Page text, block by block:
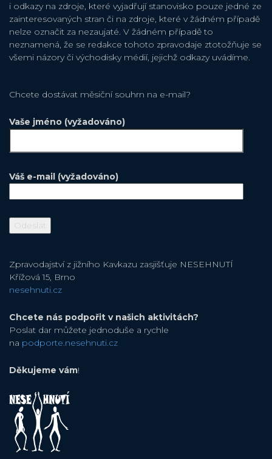
i odkazy na zdroje, které vyjadřují stanovisko pouze jedné ze
zainteresovaných stran či na zdroje, které v žádném případě
nelze označit za nezaujaté. V žádném případě to
neznamená, že se redakce tohoto zpravodaje ztotožňuje se
všemi názory či východisky médií, jejichž odkazy uvádíme.
Chcete dostávat měsiční souhrn na e-mail?
Vaše jméno (vyžadováno)
Váš e-mail (vyžadováno)
Zpravodajství z jižního Kavkazu zasjišťuje NESEHNUTÍ
Křížová 15, Brno
nesehnuti.cz
Chcete nás podpořit v našich aktivitách?
Poslat dar můžete jednoduše a rychle
na podporte.nesehnuti.cz
Děkujeme vám!